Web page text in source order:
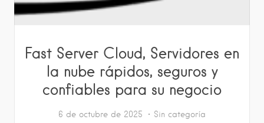
Fast Server Cloud, Servidores en
la nube rápidos, seguros y
confiables para su negocio
6 de octubre de 2025 Sin categoría